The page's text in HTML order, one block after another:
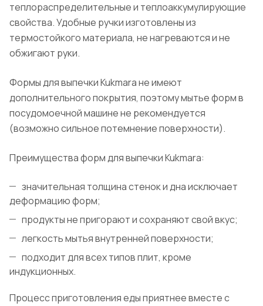
теплораспределительные и теплоаккумулирующие
свойства. Удобные ручки изготовлены из
термостойкого материала, не нагреваются и не
обжигают руки.
Формы для выпечки Kukmara не имеют
дополнительного покрытия, поэтому мытье форм в
посудомоечной машине не рекомендуется
(возможно сильное потемнение поверхности).
Преимущества форм для выпечки Kukmara:
значительная толщина стенок и дна исключает
деформацию форм;
продукты не пригорают и сохраняют свой вкус;
легкость мытья внутренней поверхности;
подходит для всех типов плит, кроме
индукционных.
Процесс приготовления еды приятнее вместе с